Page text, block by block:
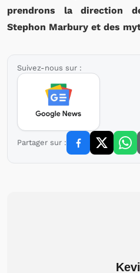
prendrons la direction
Stephon Marbury et des
Suivez-nous sur :
Partager sur :